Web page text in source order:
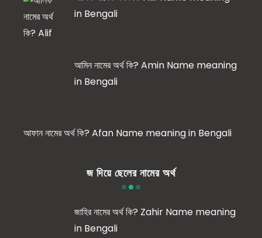
in Bengali
আমিন নামের অর্থ কি? Amin Name meaning
in Bengali
আফান নামের অর্থ কি? Afan Name meaning in Bengali
জ দিয়ে ছেলের নামের অর্থ
জাহির নামের অর্থ কি? Zahir Name meaning
in Bengali